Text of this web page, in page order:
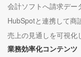
会計ソフトへ請求デー
HubSpotと連携して商
売上の見通しを可視化
業務効率化コンテンツ